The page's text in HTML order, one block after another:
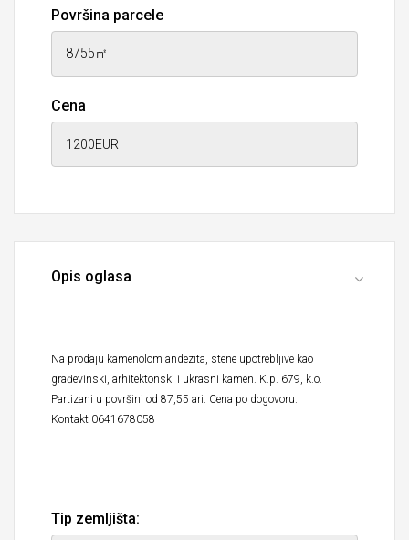
Površina parcele
Cena
Opis oglasa
Na prodaju kamenolom andezita, stene upotrebljive kao
građevinski, arhitektonski i ukrasni kamen. K.p. 679, k.o.
Partizani u površini od 87,55 ari. Cena po dogovoru.
Kontakt 0641678058
Tip zemljišta: